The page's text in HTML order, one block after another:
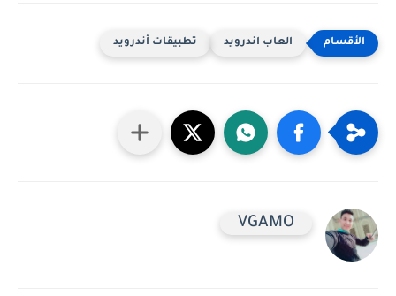
العاب اندرويد تطبيقات أندرويد
VGAMO